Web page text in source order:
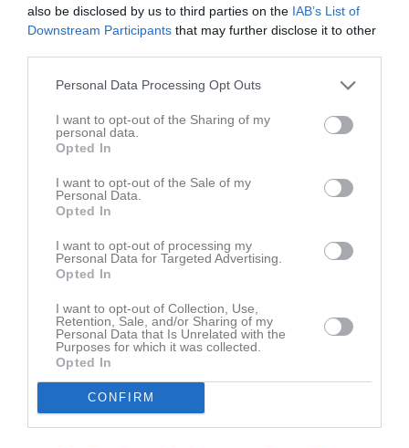
also be disclosed by us to third parties on the IAB’s List of
Downstream Participants that may further disclose it to other
Personal Data Processing Opt Outs
I want to opt-out of the Sharing of my
personal data.
Opted In
I want to opt-out of the Sale of my
Personal Data.
Opted In
I want to opt-out of processing my
Personal Data for Targeted Advertising.
Opted In
I want to opt-out of Collection, Use,
Retention, Sale, and/or Sharing of my
Personal Data that Is Unrelated with the
Purposes for which it was collected.
Opted In
CONFIRM
P2014 - Säsongen 2025
På gång Kalender
18 aug, 17:30
Groheds IF /LSK P2014 Grön/Svart (hemma) 23 aug, 11:00
Intresseanmälan Match 23/8
Kalenderöversikt